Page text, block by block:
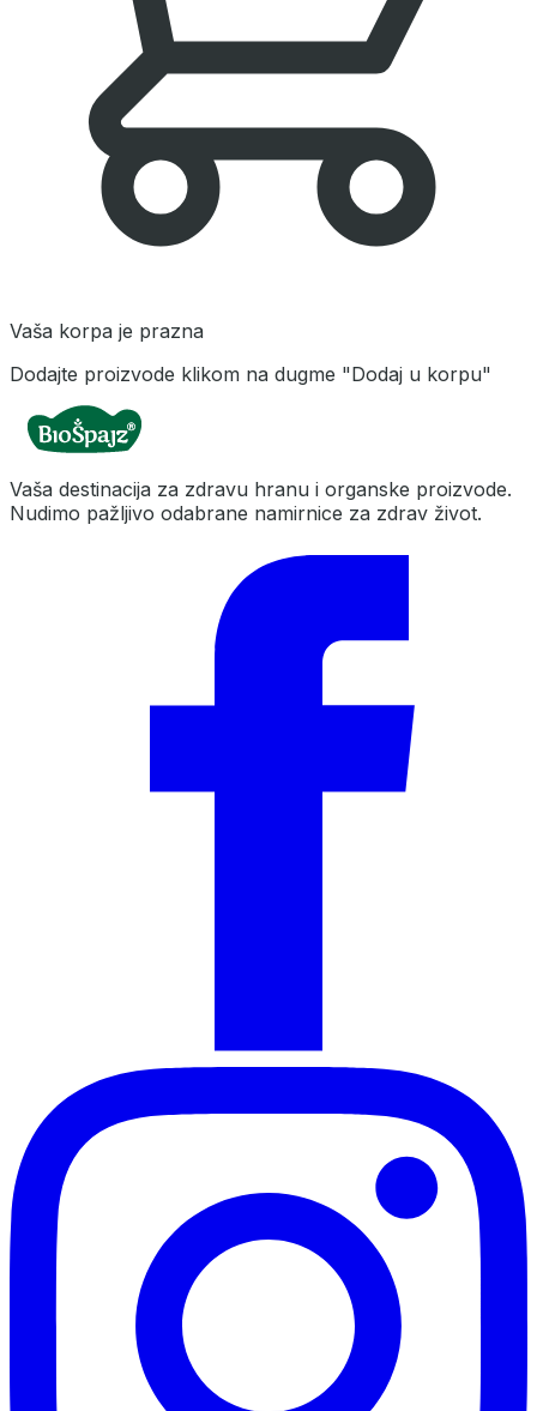
Vaša korpa je prazna
Dodajte proizvode klikom na dugme "Dodaj u korpu"
Vaša destinacija za zdravu hranu i organske proizvode.
Nudimo pažljivo odabrane namirnice za zdrav život.